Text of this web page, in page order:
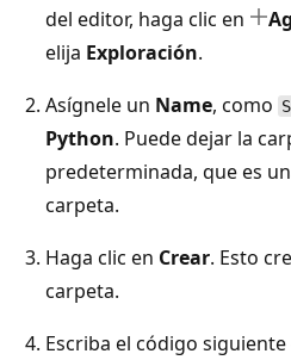
del editor, haga clic en
elija Exploración.
Asígnele un Name, como
Python. Puede dejar la
predeterminada, que es
carpeta.
Haga clic en Crear. Esto
carpeta.
Escriba el código